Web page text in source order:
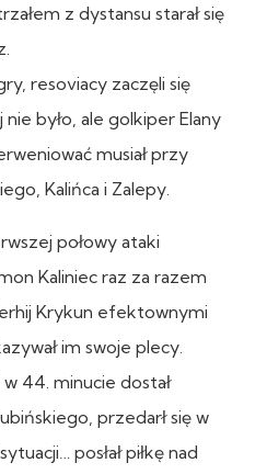
z dystansu starał się
resoviacy zaczęli się
było, ale golkiper Elany
musiał przy
Kalińca i Zalepy.
połowy ataki
Kaliniec raz za razem
Krykun efektownymi
im swoje plecy.
44. minucie dostał
przedarł się w
posłał piłkę nad